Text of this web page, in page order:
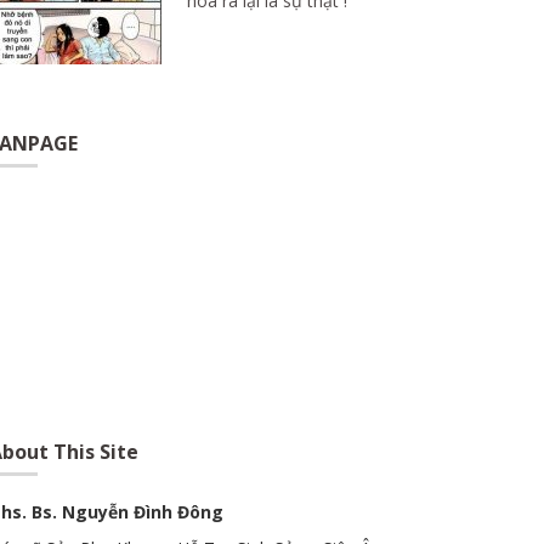
This Site
Bs. Nguyễn Đình Đông